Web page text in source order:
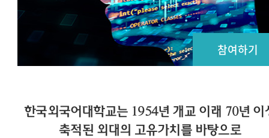
참여하기
한국외국어대학교는 1954년 개교 이래 70년 이
축적된 외대의 고유가치를 바탕으로